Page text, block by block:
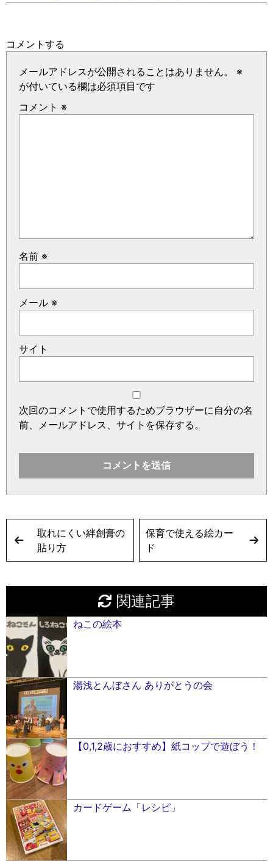
コメントする
メールアドレスが公開されることはありません。
※
が付いている欄は必須項目です
コメント ※
名前 ※
メール ※
サイト
次回のコメントで使用するためブラウザーに自分の名
前、メールアドレス、サイトを保存する。
取れにくい絆創膏の
貼り方
保育で使える絵カー
ド
関連記事
ねこの絵本
湯浅とんぼさん ありがとうの会
【0,1,2歳におすすめ】紙コップで遊ぼう！
カードゲーム「レシピ」